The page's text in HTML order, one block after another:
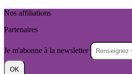
Nos affiliations
Partenaires
Je m'abonne à la newsletter
OK